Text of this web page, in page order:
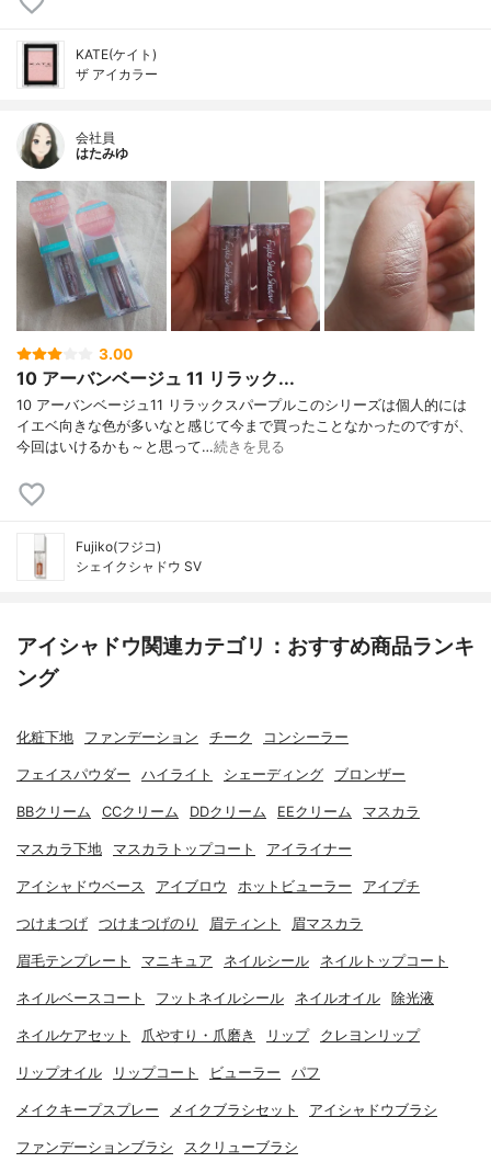
KATE(ケイト)
ザ アイカラー
会社員
はたみゆ
3.00
10 アーバンベージュ 11 リラック...
10 アーバンベージュ11 リラックスパープルこのシリーズは個人的には
イエベ向きな色が多いなと感じて今まで買ったことなかったのですが、
今回はいけるかも～と思って…続きを見る
Fujiko(フジコ)
シェイクシャドウ SV
アイシャドウ関連カテゴリ：おすすめ商品ランキ
ング
化粧下地 ファンデーション チーク コンシーラー
フェイスパウダー ハイライト シェーディング ブロンザー
BBクリーム CCクリーム DDクリーム EEクリーム マスカラ
マスカラ下地 マスカラトップコート アイライナー
アイシャドウベース アイブロウ ホットビューラー アイプチ
つけまつげ つけまつげのり 眉ティント 眉マスカラ
眉毛テンプレート マニキュア ネイルシール ネイルトップコート
ネイルベースコート フットネイルシール ネイルオイル 除光液
ネイルケアセット 爪やすり・爪磨き リップ クレヨンリップ
リップオイル リップコート ビューラー パフ
メイクキープスプレー メイクブラシセット アイシャドウブラシ
ファンデーションブラシ スクリューブラシ